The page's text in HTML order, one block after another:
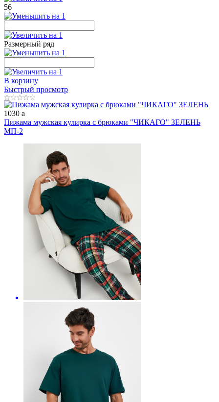
56
Размерный ряд
В корзину
Быстрый просмотр
1030 a
Пижама мужская кулирка с брюками "ЧИКАГО" ЗЕЛЕНЬ
МП-2